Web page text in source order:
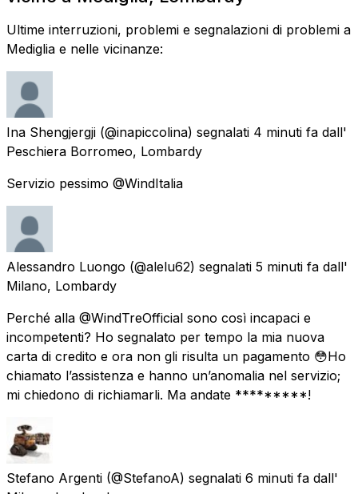
Ultime interruzioni, problemi e segnalazioni di problemi a
Mediglia e nelle vicinanze:
Ina Shengjergji (@inapiccolina) segnalati 4 minuti fa dall'
Peschiera Borromeo, Lombardy
Servizio pessimo @WindItalia
Alessandro Luongo (@alelu62) segnalati 5 minuti fa dall'
Milano, Lombardy
Perché alla @WindTreOfficial sono così incapaci e
incompetenti? Ho segnalato per tempo la mia nuova
carta di credito e ora non gli risulta un pagamento 😳Ho
chiamato l’assistenza e hanno un’anomalia nel servizio;
mi chiedono di richiamarli. Ma andate *********!
Stefano Argenti (@StefanoA) segnalati 6 minuti fa dall'